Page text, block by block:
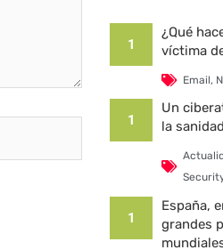
1
¿Qué
víctima
Email,
1
Un
la
1
España,
grandes